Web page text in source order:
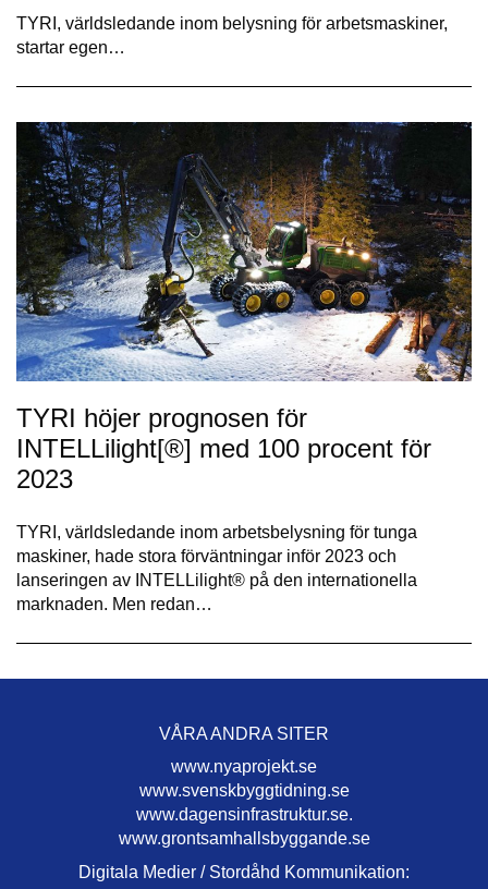
TYRI, världsledande inom belysning för arbetsmaskiner,
startar egen…
TYRI höjer prognosen för
INTELLilight[®] med 100 procent för
2023
TYRI, världsledande inom arbetsbelysning för tunga
maskiner, hade stora förväntningar inför 2023 och
lanseringen av INTELLilight® på den internationella
marknaden. Men redan…
VÅRA ANDRA SITER
www.nyaprojekt.se
www.svenskbyggtidning.se
www.dagensinfrastruktur.se.
www.grontsamhallsbyggande.se
Digitala Medier / Stordåhd Kommunikation: